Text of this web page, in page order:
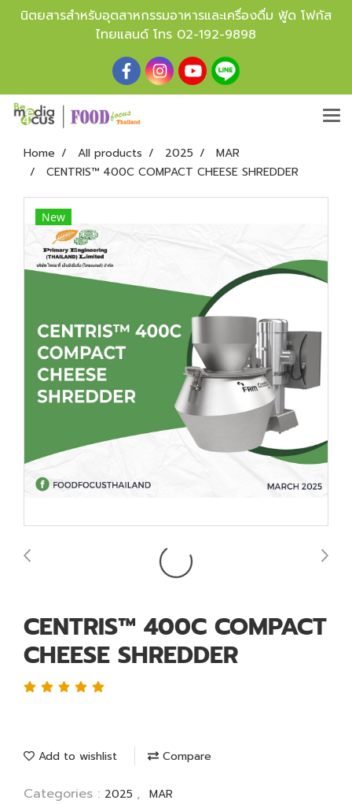
นิตยสารสำหรับอุตสาหกรรมอาหารและเครื่องดื่ม ฟู้ด โฟกัส
ไทยแลนด์ โทร 02-192-9898
Home All products 2025
MAR
CENTRIS™ 400C COMPACT CHEESE SHREDDER
New
CENTRIS™ 400C COMPACT
CHEESE SHREDDER
Add to wishlist Compare
Categories : 2025 , MAR